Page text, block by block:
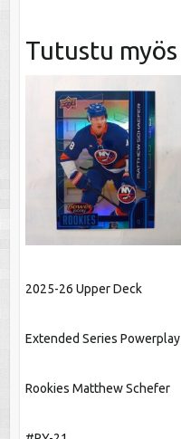
Tutustu myös
2025-26 Upper Deck
Extended Series Powerplay
Rookies Matthew Schefer